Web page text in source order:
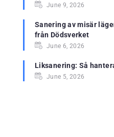
June 9, 2026
Sanering av misär
från Dödsverket
June 6, 2026
Liksanering: Så
June 5, 2026